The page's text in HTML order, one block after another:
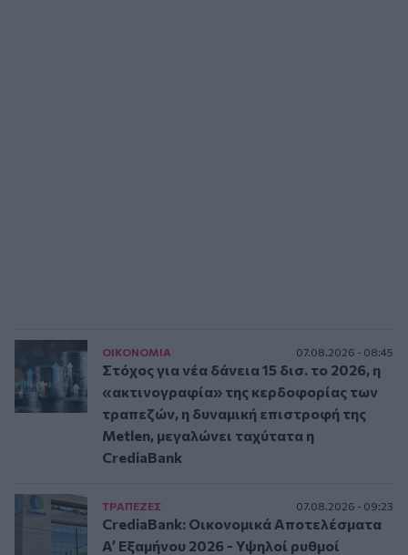
ΟΙΚΟΝΟΜΙΑ 07.08.2026 - 08:45
Στόχος για νέα δάνεια 15 δισ. το 2026, η
«ακτινογραφία» της κερδοφορίας των
τραπεζών, η δυναμική επιστροφή της
Metlen, μεγαλώνει ταχύτατα η
CrediaBank
ΤΡAΠΕΖΕΣ 07.08.2026 - 09:23
CrediaBank: Οικονομικά Αποτελέσματα
A’ Εξαμήνου 2026 - Υψηλοί ρυθμοί